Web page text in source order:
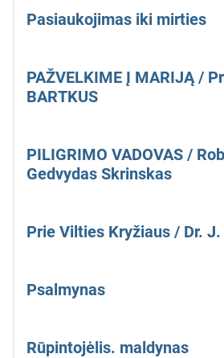
Pasiaukojimas iki mirties
PAŽVELKIME Į MARIJĄ /
BARTKUS
PILIGRIMO VADOVAS /
Gedvydas Skrinskas
Prie Vilties Kryžiaus / Dr.
Psalmynas
Rūpintojėlis. maldynas